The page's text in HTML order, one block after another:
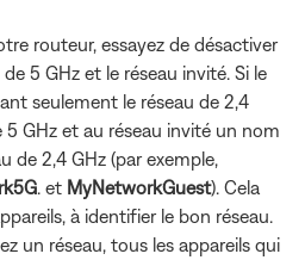
routeur, essayez de désactiver
5 GHz et le réseau invité. Si le
seulement le réseau de 2,4
5 GHz et au réseau invité un nom
de 2,4 GHz (par exemple,
. et MyNetworkGuest). Cela
à identifier le bon réseau.
un réseau, tous les appareils qui